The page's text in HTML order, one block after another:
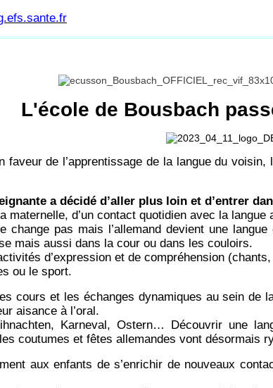
L'école de Bousbach
de l’apprentissage de la langue du
a décidé d’aller plus loin et d’entrer
maternelle, d’un contact quotidien avec la
change pas mais l’allemand devient une
mais aussi dans la cour ou dans les couloirs.
d’expression et de compréhension
ou le sport.
cours et les échanges dynamiques au sein de
aisance à l’oral.
Karneval, Ostern… Découvrir une
coutumes et fêtes allemandes vont désormais
aux enfants de s’enrichir de nouveaux